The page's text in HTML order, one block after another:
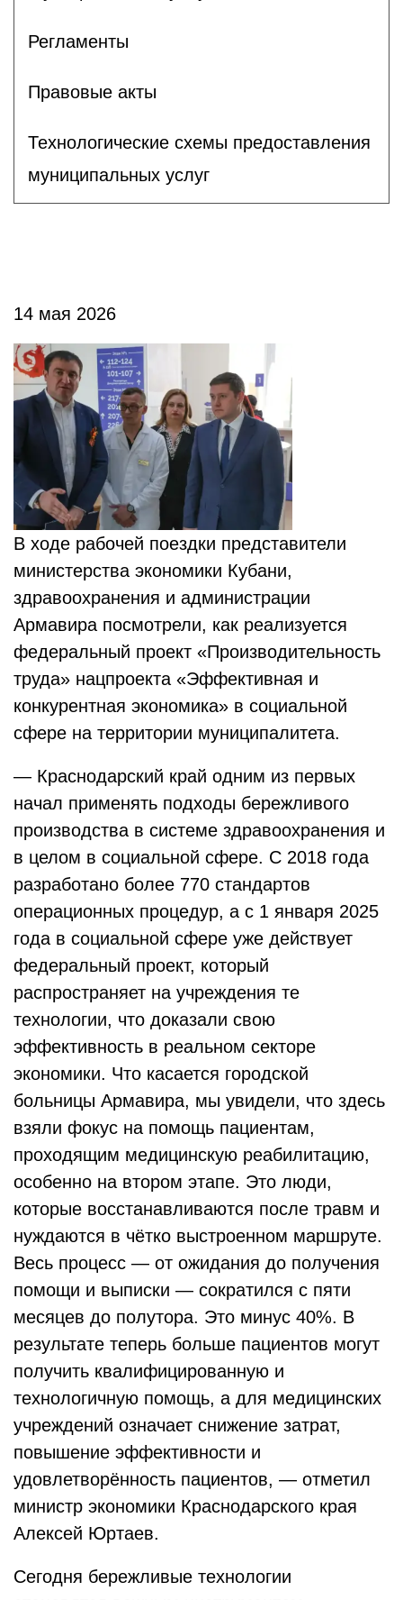
Регламенты
Правовые акты
Технологические схемы предоставления
муниципальных услуг
14 мая 2026
В ходе рабочей поездки представители
министерства экономики Кубани,
здравоохранения и администрации
Армавира посмотрели, как реализуется
федеральный проект «Производительность
труда» нацпроекта «Эффективная и
конкурентная экономика» в социальной
сфере на территории муниципалитета.
— Краснодарский край одним из первых
начал применять подходы бережливого
производства в системе здравоохранения и
в целом в социальной сфере. С 2018 года
разработано более 770 стандартов
операционных процедур, а с 1 января 2025
года в социальной сфере уже действует
федеральный проект, который
распространяет на учреждения те
технологии, что доказали свою
эффективность в реальном секторе
экономики. Что касается городской
больницы Армавира, мы увидели, что здесь
взяли фокус на помощь пациентам,
проходящим медицинскую реабилитацию,
особенно на втором этапе. Это люди,
которые восстанавливаются после травм и
нуждаются в чётко выстроенном маршруте.
Весь процесс — от ожидания до получения
помощи и выписки — сократился с пяти
месяцев до полутора. Это минус 40%. В
результате теперь больше пациентов могут
получить квалифицированную и
технологичную помощь, а для медицинских
учреждений означает снижение затрат,
повышение эффективности и
удовлетворённость пациентов, — отметил
министр экономики Краснодарского края
Алексей Юртаев.
Сегодня бережливые технологии